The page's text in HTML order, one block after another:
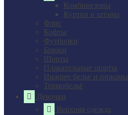
Комбинезоны
Куртки и штаны
Флис
Кофты
Футболки
Брюки
Шорты
Плавательные шорты
Нижнее белье и пижамы
Термобельё
Девочки
Верхняя одежда